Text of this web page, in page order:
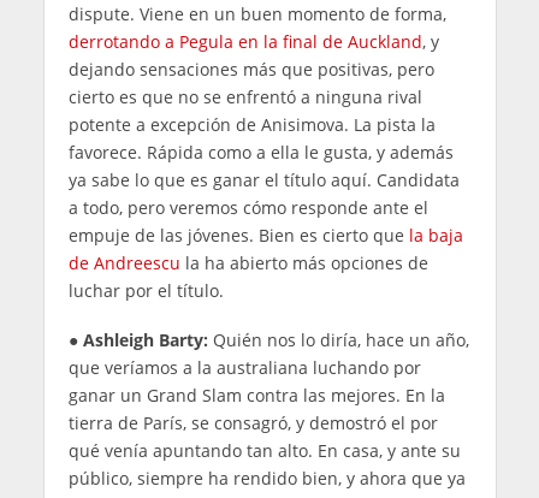
dispute. Viene en un buen momento de forma,
derrotando a Pegula en la final de Auckland, y
dejando sensaciones más que positivas, pero
cierto es que no se enfrentó a ninguna rival
potente a excepción de Anisimova. La pista la
favorece. Rápida como a ella le gusta, y además
ya sabe lo que es ganar el título aquí. Candidata
a todo, pero veremos cómo responde ante el
empuje de las jóvenes. Bien es cierto que la baja
de Andreescu la ha abierto más opciones de
luchar por el título.
● Ashleigh Barty: Quién nos lo diría, hace un año,
que veríamos a la australiana luchando por
ganar un Grand Slam contra las mejores. En la
tierra de París, se consagró, y demostró el por
qué venía apuntando tan alto. En casa, y ante su
público, siempre ha rendido bien, y ahora que ya